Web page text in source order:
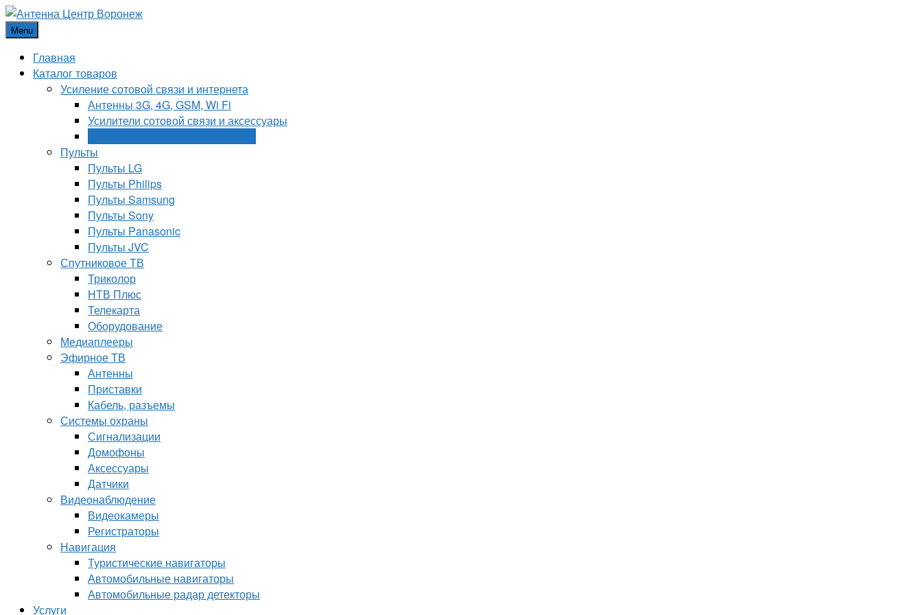
Menu
Главная
Каталог товаров
Усиление сотовой связи и интернета
Антенны 3G, 4G, GSM, Wi Fi
Усилители сотовой связи и аксессуары
Пульты
Пульты LG
Пульты Philips
Пульты Samsung
Пульты Sony
Пульты Panasonic
Пульты JVC
Спутниковое ТВ
Триколор
НТВ Плюс
Телекарта
Оборудование
Медиаплееры
Эфирное ТВ
Антенны
Приставки
Кабель, разъемы
Системы охраны
Сигнализации
Домофоны
Аксессуары
Датчики
Видеонаблюдение
Видеокамеры
Регистраторы
Навигация
Туристические навигаторы
Автомобильные навигаторы
Автомобильные радар детекторы
Услуги